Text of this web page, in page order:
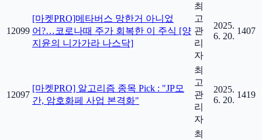
12099
[마켓PRO]메타버스 망한거 아니었
어?…코로나때 주가 회복한 이 주식 [양
지윤의 니가가라 나스닥]
최
고
관
리
자
2025.
6. 20.
1407
12097
[마켓PRO] 알고리즘 종목 Pick : "JP모
간, 암호화페 사업 본격화"
최
고
관
리
자
2025.
6. 20.
1419
최